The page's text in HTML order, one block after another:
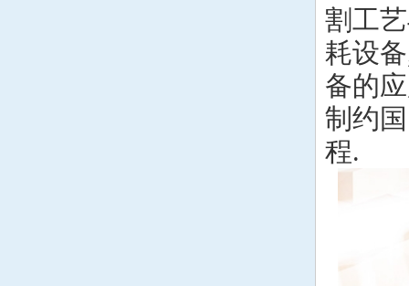
割工
耗设
备的
制约
程.